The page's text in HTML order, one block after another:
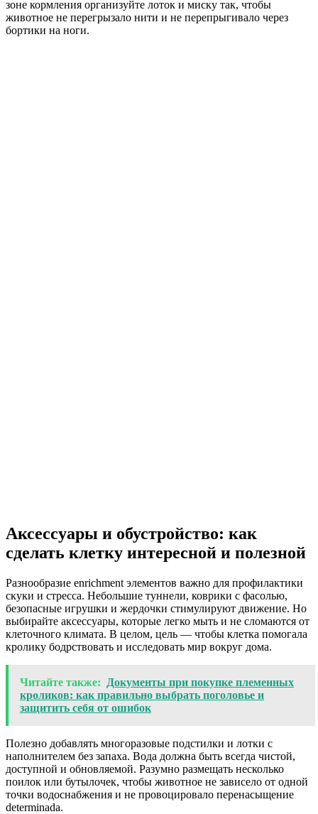
зоне кормления организуйте лоток и миску так, чтобы
животное не перегрызало нити и не перепрыгивало через
бортики на ноги.
Аксессуары и обустройство: как
сделать клетку интересной и полезной
Разнообразие enrichment элементов важно для профилактики
скуки и стресса. Небольшие туннели, коврики с фасолью,
безопасные игрушки и жердочки стимулируют движение. Но
выбирайте аксессуары, которые легко мыть и не сломаются от
клеточного климата. В целом, цель — чтобы клетка помогала
кролику бодрствовать и исследовать мир вокруг дома.
Читайте также:
Документы при покупке племенных
кроликов: как правильно выбрать поголовье и
защитить себя от ошибок
Полезно добавлять многоразовые подстилки и лотки с
наполнителем без запаха. Вода должна быть всегда чистой,
доступной и обновляемой. Разумно размещать несколько
поилок или бутылочек, чтобы животное не зависело от одной
точки водоснабжения и не провоцировало перенасыщение
determinada.